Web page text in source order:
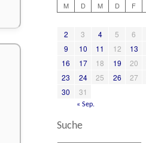
M D M D F
2
3 4 5 6
9
10 11 12 13
16
17 18 19 20
23
24 25 26 27
30
31
« Sep.
Suche